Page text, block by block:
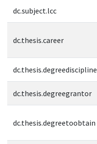
dc.subject.lcc
dc.thesis.career
dc.thesis.degreediscipline
dc.thesis.degreegrantor
dc.thesis.degreetoobtain